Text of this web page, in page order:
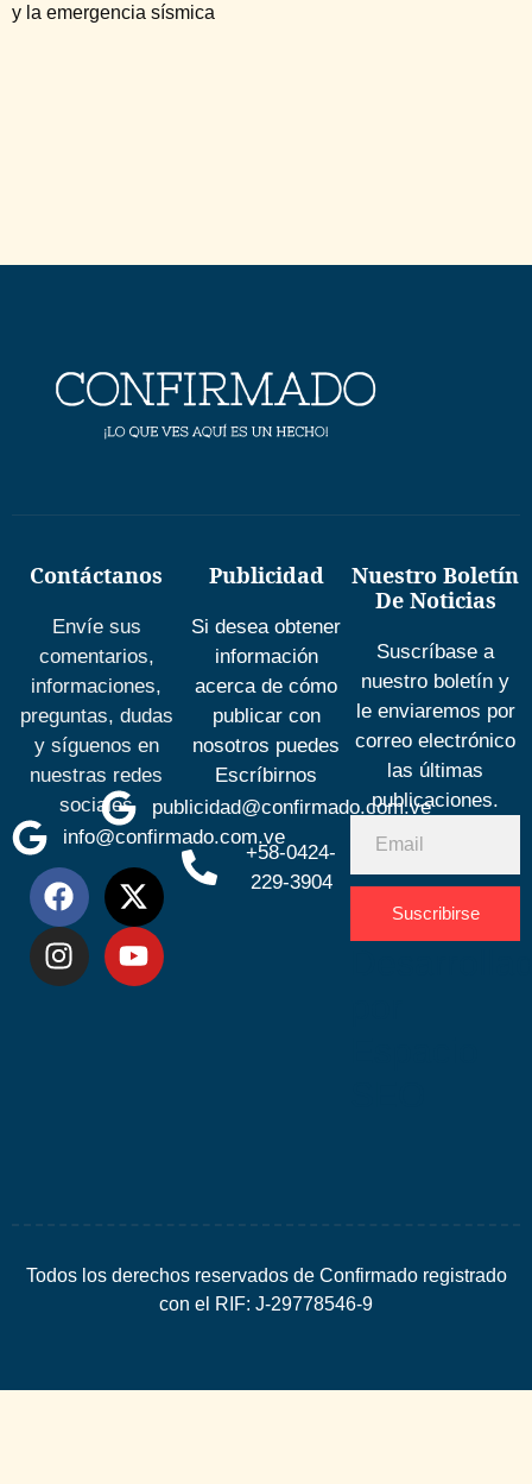
y la emergencia sísmica
Contáctanos
Envíe sus
comentarios,
informaciones,
preguntas, dudas
y síguenos en
nuestras redes
sociales
info@confirmado.com.ve
Publicidad
Si desea obtener
información
acerca de cómo
publicar con
nosotros puedes
Escríbirnos
publicidad@confirmado.com.ve
+58-0424-
229-3904
Nuestro Boletín
De Noticias
Suscríbase a
nuestro boletín y
le enviaremos por
correo electrónico
las últimas
publicaciones.
Suscribirse
Todos los derechos reservados de Confirmado registrado
con el RIF: J-29778546-9